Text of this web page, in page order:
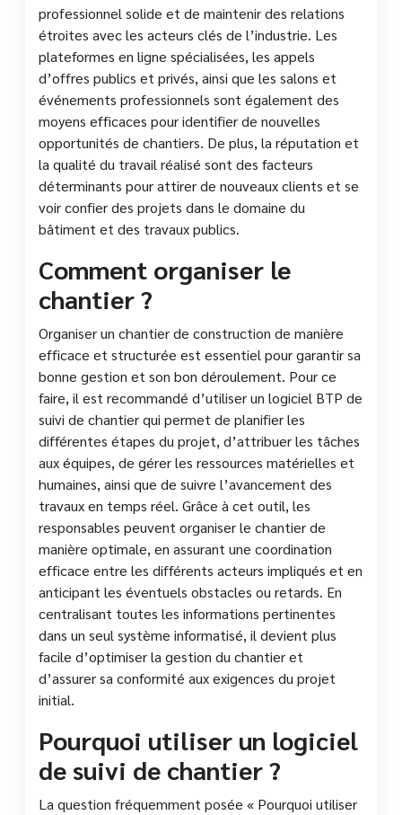
professionnel solide et de maintenir des relations
étroites avec les acteurs clés de l’industrie. Les
plateformes en ligne spécialisées, les appels
d’offres publics et privés, ainsi que les salons et
événements professionnels sont également des
moyens efficaces pour identifier de nouvelles
opportunités de chantiers. De plus, la réputation et
la qualité du travail réalisé sont des facteurs
déterminants pour attirer de nouveaux clients et se
voir confier des projets dans le domaine du
bâtiment et des travaux publics.
Comment organiser le
chantier ?
Organiser un chantier de construction de manière
efficace et structurée est essentiel pour garantir sa
bonne gestion et son bon déroulement. Pour ce
faire, il est recommandé d’utiliser un logiciel BTP de
suivi de chantier qui permet de planifier les
différentes étapes du projet, d’attribuer les tâches
aux équipes, de gérer les ressources matérielles et
humaines, ainsi que de suivre l’avancement des
travaux en temps réel. Grâce à cet outil, les
responsables peuvent organiser le chantier de
manière optimale, en assurant une coordination
efficace entre les différents acteurs impliqués et en
anticipant les éventuels obstacles ou retards. En
centralisant toutes les informations pertinentes
dans un seul système informatisé, il devient plus
facile d’optimiser la gestion du chantier et
d’assurer sa conformité aux exigences du projet
initial.
Pourquoi utiliser un logiciel
de suivi de chantier ?
La question fréquemment posée « Pourquoi utiliser